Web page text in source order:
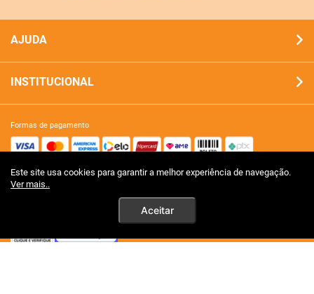
Este site usa cookies para garantir a melhor experiência de navegação.
Ver mais..
Aceitar
AJUDA
INSTITUCIONAL
formas de pagamento
site 100% seguro